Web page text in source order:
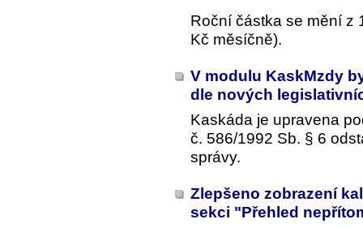
Roční částka se mění z
Kč měsíčně).
V modulu KaskMzdy
dle nových
Kaskáda je upravena
č. 586/1992 Sb. § 6
správy.
Zlepšeno zobrazení
sekci "Přehled